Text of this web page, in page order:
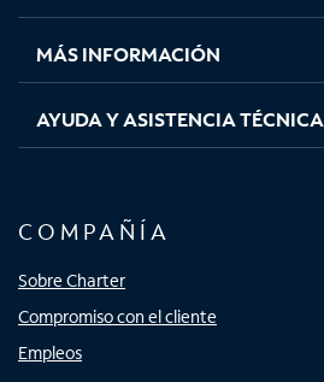
nuevanuevanuevanueva
MÁS INFORMACIÓN
AYUDA Y ASISTENCIA TÉCNICA
COMPAÑÍA
Sobre Charter
Compromiso con el cliente
Empleos